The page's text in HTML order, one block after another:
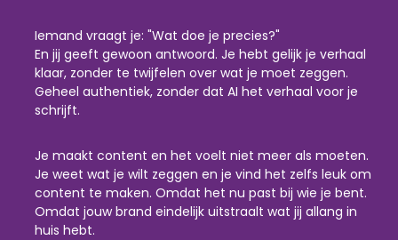
Iemand vraagt je: "Wat doe je precies?"
En jij geeft gewoon antwoord. Je hebt gelijk je verhaal
klaar, zonder te twijfelen over wat je moet zeggen.
Geheel authentiek, zonder dat AI het verhaal voor je
schrijft.
Je maakt content en het voelt niet meer als moeten.
Je weet wat je wilt zeggen en je vind het zelfs leuk om
content te maken. Omdat het nu past bij wie je bent.
Omdat jouw brand eindelijk uitstraalt wat jij allang in
huis hebt.